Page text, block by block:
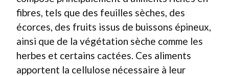
fibres, tels que des feuilles sèches, des
écorces, des fruits issus de buissons épineux,
ainsi que de la végétation sèche comme les
herbes et certains cactées. Ces aliments
apportent la cellulose nécessaire à leur